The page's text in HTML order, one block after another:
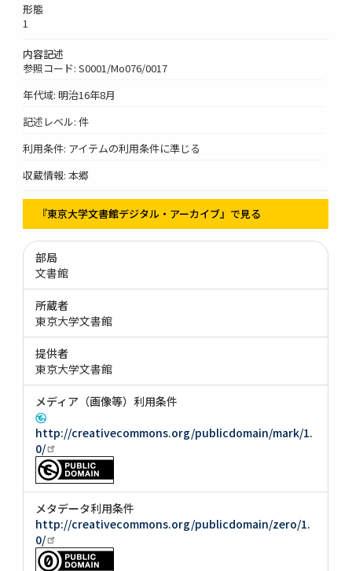
形態
1
内容記述
参照コード: S0001/Mo076/0017
年代域: 明治16年8月
記述レベル: 件
利用条件: アイテムの利用条件に準じる
収蔵情報: 本郷
『東京大学文書館デジタル・アーカイブ』で見る
部局
文書館
所蔵者
東京大学文書館
提供者
東京大学文書館
メディア（画像等）利用条件
http://creativecommons.org/publicdomain/mark/1.
0/
メタデータ利用条件
http://creativecommons.org/publicdomain/zero/1.
0/